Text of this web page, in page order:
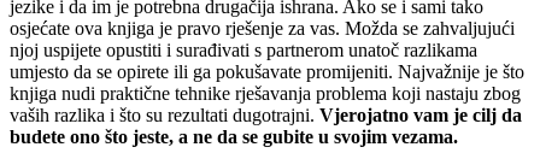
jezike i da im je potrebna drugačija ishrana. Ako se i sami tako
osjećate ova knjiga je pravo rješenje za vas. Možda se zahvaljujući
njoj uspijete opustiti i surađivati s partnerom unatoč razlikama
umjesto da se opirete ili ga pokušavate promijeniti. Najvažnije je što
knjiga nudi praktične tehnike rješavanja problema koji nastaju zbog
vaših razlika i što su rezultati dugotrajni. Vjerojatno vam je cilj da
budete ono što jeste, a ne da se gubite u svojim vezama.